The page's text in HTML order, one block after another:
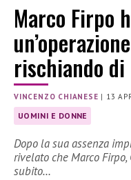
Marco Firpo
rischiando
VINCENZO CHIANESE | 13
UOMINI E DONNE
Dopo la sua assenza
rivelato che Marco Firpo,
subito…